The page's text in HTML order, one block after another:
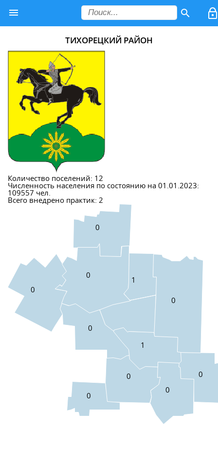
ТИХОРЕЦКИЙ РАЙОН
Количество поселений: 12
Численность населения по состоянию на 01.01.2023:
109557 чел.
Всего внедрено практик: 2
0
0
0
0
0
0
1
0
0
0
1